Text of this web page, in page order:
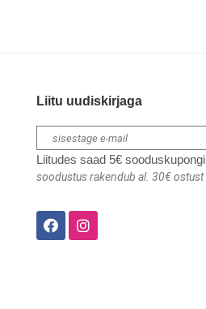
Liitu uudiskirjaga
Liitudes saad 5€ sooduskupongi
soodustus rakendub al. 30€ ostust